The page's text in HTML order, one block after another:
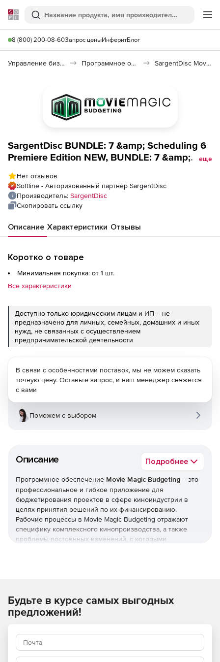
Softline
Поиск
8 (800) 200-08-60Запрос ценыИнферитБлог
Управление бизнесом, CRM/ERP Программное обеспечение для ведения дел SargentDisc Movie Magic Budgeting
SargentDisc BUNDLE: 7 &amp; Scheduling 6
Premiere Edition NEW, BUNDLE: 7 &amp;
еще
Нет отзывов
Softline - Авторизованный партнер SargentDisc
Производитель: SargentDisc
Скопировать ссылку
Описание Характеристики Отзывы
Коротко о товаре
Минимальная покупка: от 1 шт.
Все характеристики
Доступно только юридическим лицам и ИП – не
предназначено для личных, семейных, домашних и иных
нужд, не связанных с осуществлением
предпринимательской деятельности
Описание Подробнее
Программное обеспечение Movie Magic Budgeting – это
профессиональное и гибкое приложение для
бюджетирования проектов в сфере киноиндустрии в
целях принятия решений по их финансированию.
Рабочие процессы в Movie Magic Budgeting отражают
специфику комплексного кинопроизводства, а также
проблемы постоянных изменений, с которыми
организации кинопроцессов, Movie Magic Budgeting
экономит время, повышает эффективность и
подготавливают бюджеты, которые помогают команде
проекту.
Характеристики Movie Magic Budgeting:
В связи с особенностями поставок, мы не можем сказать
точную цену. Оставьте запрос, и наш менеджер свяжется
с вами
Поможем с выбором
Будьте в курсе самых выгодных
предложений!